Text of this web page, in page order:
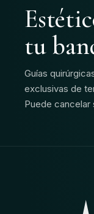
tu
Guías
exclusivas de
Puede cancelar